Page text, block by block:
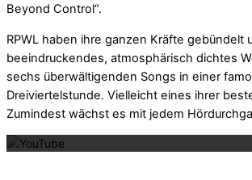
Beyond Control“.
RPWL haben ihre ganzen Kräfte gebündelt
beeindruckendes, atmosphärisch dichtes
sechs überwältigenden Songs in einer
Dreiviertelstunde. Vielleicht eines ihrer
Zumindest wächst es mit jedem